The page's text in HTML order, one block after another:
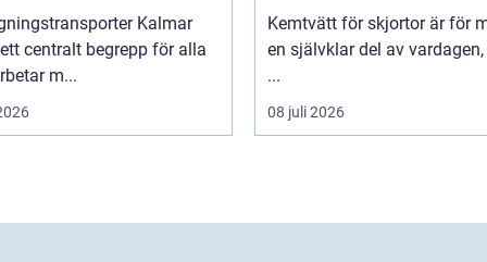
Kalmar
centralt begrepp för alla
m...
praktiken
Kemtvätt för skjortor är för
en självklar del av
...
08 juli 2026